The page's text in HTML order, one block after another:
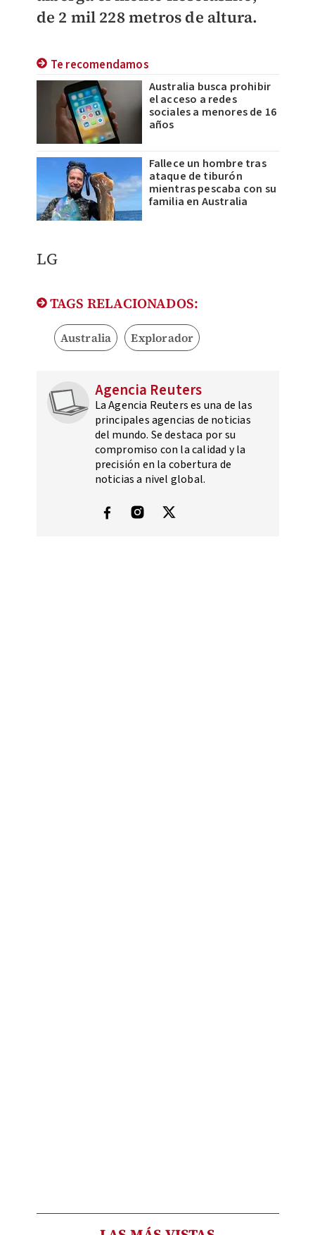
de 2 mil 228 metros de altura.
Te recomendamos
Australia busca prohibir
el acceso a redes
sociales a menores de 16
años
Fallece un hombre tras
ataque de tiburón
mientras pescaba con su
familia en Australia
LG
TAGS RELACIONADOS:
Australia Explorador
Agencia Reuters
La Agencia Reuters es una de las
principales agencias de noticias
del mundo. Se destaca por su
compromiso con la calidad y la
precisión en la cobertura de
noticias a nivel global.